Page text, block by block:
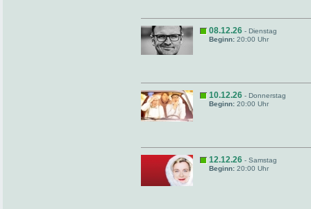
08.12.26 - Dienstag
Beginn: 20:00 Uhr
10.12.26 - Donnerstag
Beginn: 20:00 Uhr
12.12.26 - Samstag
Beginn: 20:00 Uhr